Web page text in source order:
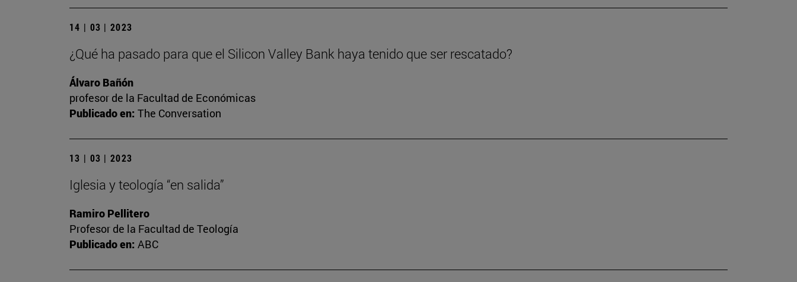
14 | 03 | 2023
¿Qué ha pasado para que el Silicon Valley Bank haya tenido que ser rescatado?
Álvaro Bañón
profesor de la Facultad de Económicas
Publicado en: The Conversation
13 | 03 | 2023
Iglesia y teología “en salida”
Ramiro Pellitero
Profesor de la Facultad de Teología
Publicado en: ABC